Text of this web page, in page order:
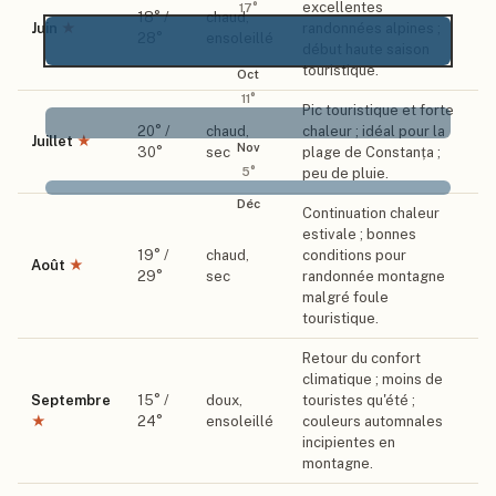
17°
Oct
11°
Nov
5°
Déc
Juin
18° /
chaud,
excellentes
touristique.
Juillet ★
20° /
30°
chaud,
sec
Pic touristique et forte
chaleur ; idéal pour la
plage de Constanța ;
peu de pluie.
Août ★
19° /
29°
chaud,
sec
Continuation chaleur
estivale ; bonnes
conditions pour
randonnée montagne
malgré foule
touristique.
Septembre
★
15° /
24°
doux,
ensoleillé
Retour du confort
climatique ; moins de
touristes qu'été ;
couleurs automnales
incipientes en
montagne.